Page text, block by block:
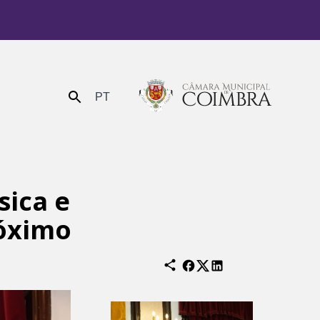
Enviar PT
e